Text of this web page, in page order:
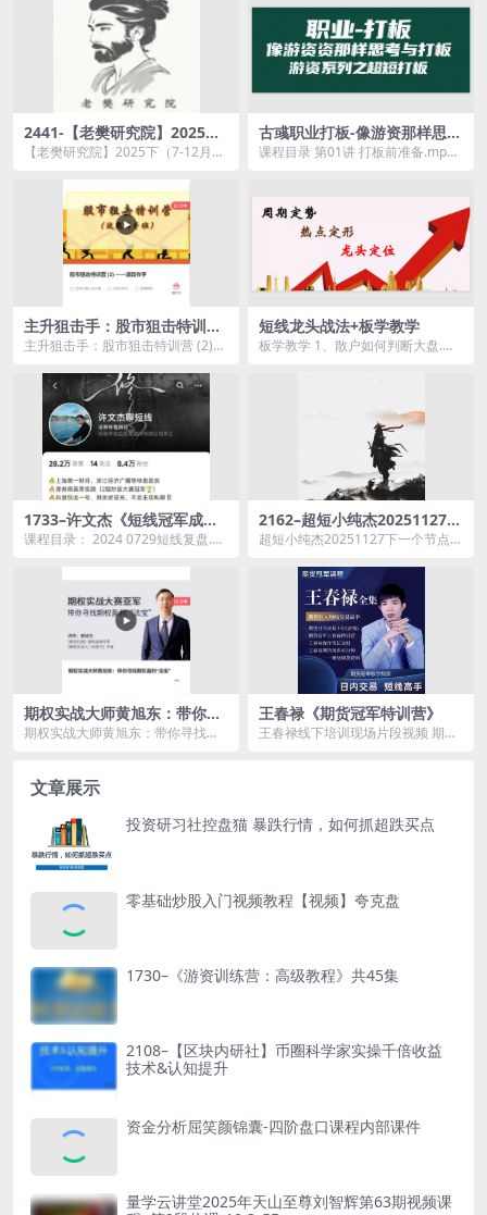
2441-【老樊研究院】2025下
（7-12月）交易策略课
【老樊研究院】2025下（7-12月）
古彧职业打板-像游资那样思考
与打板，游资系列之超短打板
课程目录 第01讲 打板前准备.mp4
主升狙击手：股市狙击特训营
(2) ——波段作手
主升狙击手：股市狙击特训营 (2)
短线龙头战法+板学教学
板学教学 1、散户如何判断大盘.mp
1733–许文杰《短线冠军成长
记》许文杰聊短线复盘视频
课程目录： 2024 0729短线复盘.m
2162–超短小纯杰20251127下
一个节点内部专属 视频1集
超短小纯杰20251127下一个节点内
期权实战大师黄旭东：带你寻
找期权盈利“法宝”
期权实战大师黄旭东：带你寻找期
王春禄《期货冠军特训营》
王春禄线下培训现场片段视频 期货
文章展示
投资研习社控盘猫 暴跌行情，如何抓超跌买点
零基础炒股入门视频教程【视频】夸克盘
1730–《游资训练营：高级教程》共45集
2108–【区块内研社】币圈科学家实操千倍收益
技术&认知提升
资金分析屈笑颜锦囊-四阶盘口课程内部课件
量学云讲堂2025年天山至尊刘智辉第63期视频课